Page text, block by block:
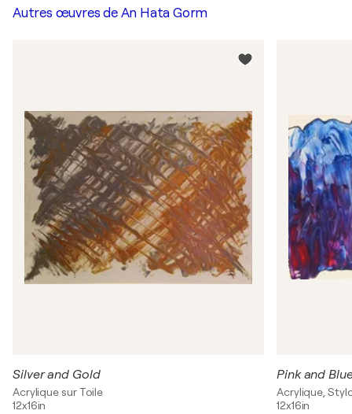
Autres œuvres de An Hata Gorm
Silver and Gold
Acrylique sur Toile
12x16in
Pink and
Acrylique,
12x16in